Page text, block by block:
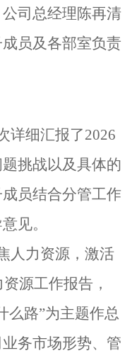
司总经理陈再清
员及各部室负责
详细汇报了2026
挑战以及具体的
员结合分管工作
见。
人力资源，激活
源工作报告，
么路”为主题作总
务市场形势、管